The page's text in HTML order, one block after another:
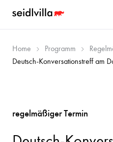
Home Programm
Deutsch-Konversationstreff am
regelmäßiger Termin